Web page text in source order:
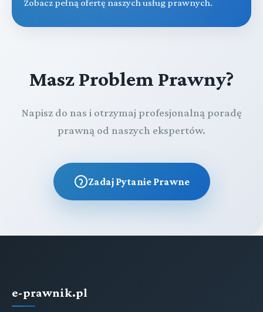
Zobacz pełną ofertę naszych usług prawnych.
Masz Problem Prawny?
Napisz do nas i otrzymaj profesjonalną poradę
prawną od naszych ekspertów.
Zadaj Pytanie Prawne
e-prawnik.pl